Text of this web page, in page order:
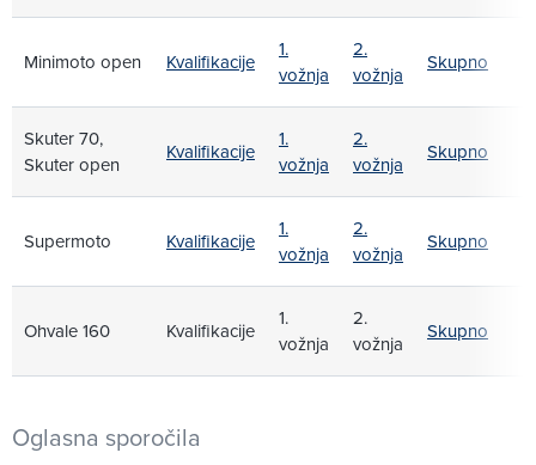
Minimoto open Kvalifikacije
1.
vožnja
2.
vožnja
Skupno
Skuter 70,
Skuter open
Kvalifikacije
1.
vožnja
2.
vožnja
Skupno
Supermoto Kvalifikacije
1.
vožnja
2.
vožnja
Skupno
Ohvale 160 Kvalifikacije
1.
vožnja
2.
vožnja
Skupno
Oglasna sporočila